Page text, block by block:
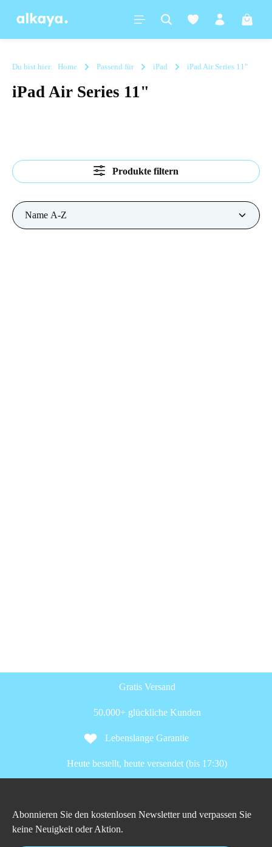
springen
Du bist hier: Home Passend für iPad iPad Air Series 11"
iPad Air Series 11"
Produkte filtern
Gratis Versand
50.000+ glückliche Kunden
Lebenslange Garantie
Heute bestellt, heute versendet (bis 17:30)
Abonnieren Sie den kostenlosen Newsletter und verpassen Sie
keine Neuigkeit oder Aktion.